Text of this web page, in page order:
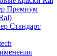
Премиум
Стандарт